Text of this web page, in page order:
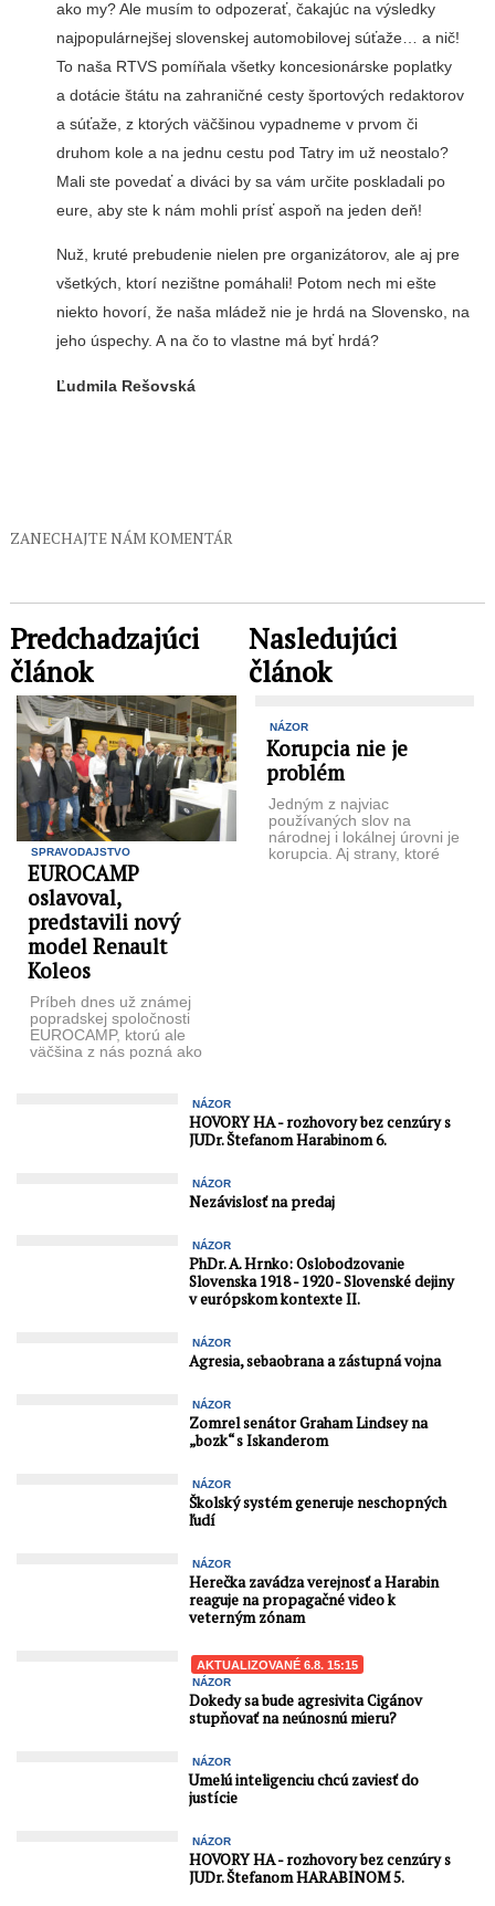
ako my? Ale musím to odpozerať, čakajúc na výsledky
najpopulárnejšej slovenskej automobilovej súťaže… a nič!
To naša RTVS pomíňala všetky koncesionárske poplatky
a dotácie štátu na zahraničné cesty športových redaktorov
a súťaže, z ktorých väčšinou vypadneme v prvom či
druhom kole a na jednu cestu pod Tatry im už neostalo?
Mali ste povedať a diváci by sa vám určite poskladali po
eure, aby ste k nám mohli prísť aspoň na jeden deň!
Nuž, kruté prebudenie nielen pre organizátorov, ale aj pre
všetkých, ktorí nezištne pomáhali! Potom nech mi ešte
niekto hovorí, že naša mládež nie je hrdá na Slovensko, na
jeho úspechy. A na čo to vlastne má byť hrdá?
Ľudmila Rešovská
ZANECHAJTE NÁM KOMENTÁR
Predchadzajúci
článok
SPRAVODAJSTVO
EUROCAMP
oslavoval,
predstavili nový
model Renault
Koleos
Príbeh dnes už známej
popradskej spoločnosti
EUROCAMP, ktorú ale
väčšina z nás pozná ako
Nasledujúci
článok
NÁZOR
Korupcia nie je
problém
Jedným z najviac
používaných slov na
národnej i lokálnej úrovni je
korupcia. Aj strany, ktoré
NÁZOR
HOVORY HA - rozhovory bez cenzúry s
JUDr. Štefanom Harabinom 6.
NÁZOR
Nezávislosť na predaj
NÁZOR
PhDr. A. Hrnko: Oslobodzovanie
Slovenska 1918 - 1920 - Slovenské dejiny
v európskom kontexte II.
NÁZOR
Agresia, sebaobrana a zástupná vojna
NÁZOR
Zomrel senátor Graham Lindsey na
„bozk“ s Iskanderom
NÁZOR
Školský systém generuje neschopných
ľudí
NÁZOR
Herečka zavádza verejnosť a Harabin
reaguje na propagačné video k
veterným zónam
AKTUALIZOVANÉ 6.8. 15:15
NÁZOR
Dokedy sa bude agresivita Cigánov
stupňovať na neúnosnú mieru?
NÁZOR
Umelú inteligenciu chcú zaviesť do
justície
NÁZOR
HOVORY HA - rozhovory bez cenzúry s
JUDr. Štefanom HARABINOM 5.